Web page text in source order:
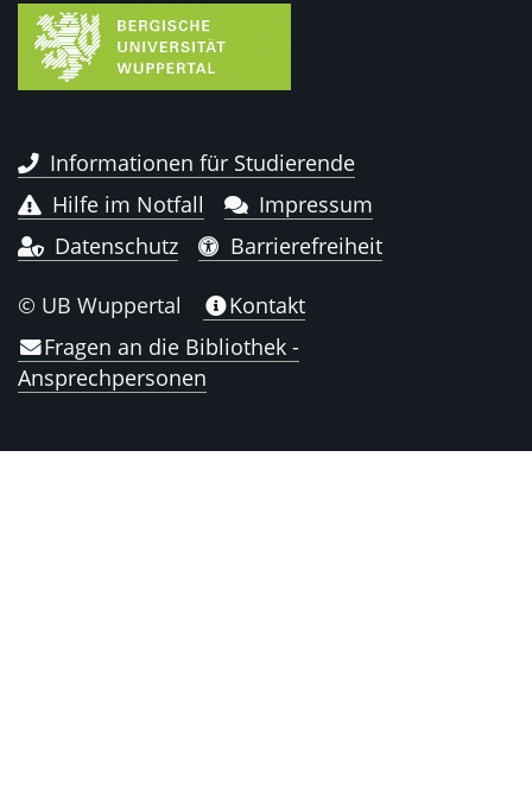
Informationen für Studierende
Hilfe im Notfall
Impressum
Datenschutz
Barrierefreiheit
© UB Wuppertal
Kontakt
Fragen an die Bibliothek -
Ansprechpersonen